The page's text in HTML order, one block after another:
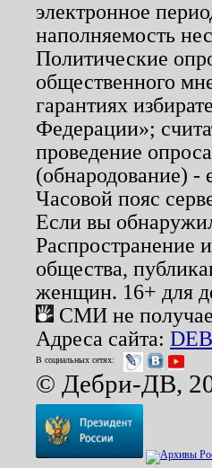
электронное
наполняемость
Политические
общественного
гарантиях
Федерации»;
проведение
(обнародование) -
Часовой пояс
Если вы
Распространение
общества,
женщин. 16+ для
СМИ не
Адреса сайта:
В социальных сетях:
© Дебри-ДВ,